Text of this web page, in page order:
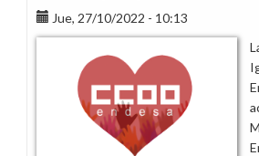
Jue, 27/10/2022 - 10:13